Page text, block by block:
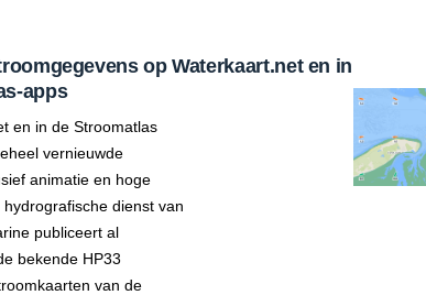
op Waterkaart.net en in
apps
en in de Stroomatlas
vernieuwde
animatie en hoge
dienst van
publiceert al
bekende HP33
van de